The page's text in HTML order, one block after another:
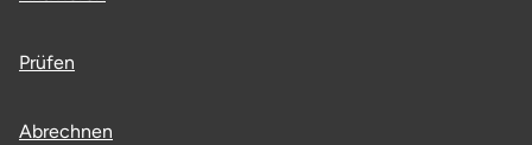
Prüfen
Abrechnen